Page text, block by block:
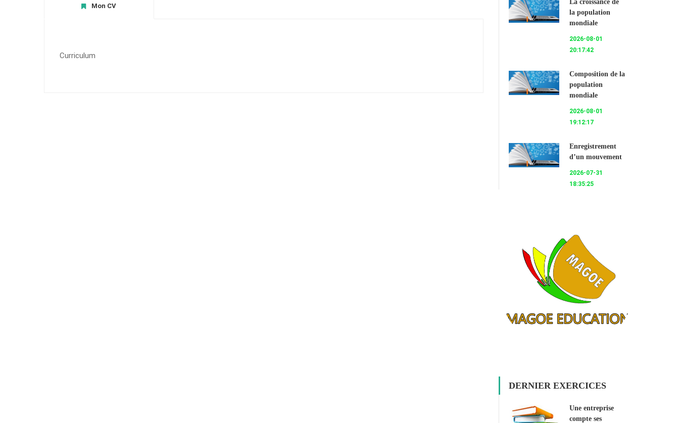
Mon CV
Curriculum
La croissance de
la population
mondiale
2026-08-01
20:17:42
Composition de la
population
mondiale
2026-08-01
19:12:17
Enregistrement
d’un mouvement
2026-07-31
18:35:25
DERNIER EXERCICES
Une entreprise
compte ses